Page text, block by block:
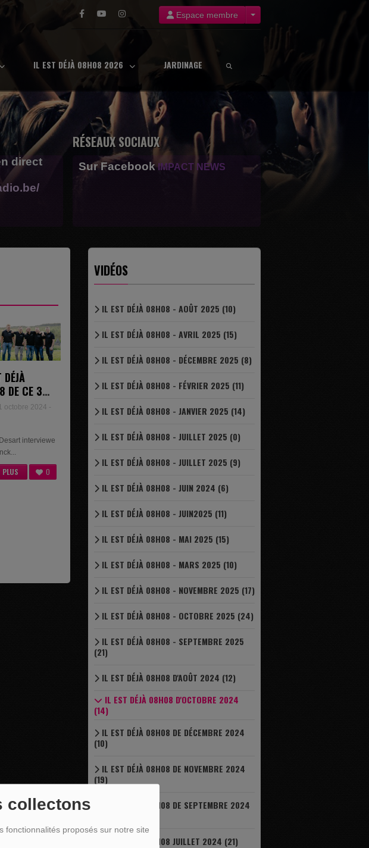
collectons
fonctionnalités proposés sur notre site
Espace membre
IL EST DÉJÀ 08H08 2026 JARDINAGE
direct
RÉSEAUX SOCIAUX
Sur Facebook IMPACT NEWS
DÉJÀ
DE CE 31
2024 -
&
octobre 2024 -
interviewe
0
VIDÉOS
IL EST DÉJÀ 08H08 - AOÛT 2025 (10)
IL EST DÉJÀ 08H08 - AVRIL 2025 (15)
IL EST DÉJÀ 08H08 - DÉCEMBRE 2025 (8)
IL EST DÉJÀ 08H08 - FÉVRIER 2025 (11)
IL EST DÉJÀ 08H08 - JANVIER 2025 (14)
IL EST DÉJÀ 08H08 - JUILLET 2025 (0)
IL EST DÉJÀ 08H08 - JUILLET 2025 (9)
IL EST DÉJÀ 08H08 - JUIN 2024 (6)
IL EST DÉJÀ 08H08 - JUIN2025 (11)
IL EST DÉJÀ 08H08 - MAI 2025 (15)
IL EST DÉJÀ 08H08 - MARS 2025 (10)
IL EST DÉJÀ 08H08 - NOVEMBRE 2025 (17)
IL EST DÉJÀ 08H08 - OCTOBRE 2025 (24)
IL EST DÉJÀ 08H08 - SEPTEMBRE 2025
(21)
IL EST DÉJÀ 08H08 D'AOÛT 2024 (12)
IL EST DÉJÀ 08H08 D'OCTOBRE 2024
(14)
IL EST DÉJÀ 08H08 DE DÉCEMBRE 2024
(10)
IL EST DÉJÀ 08H08 DE NOVEMBRE 2024
(19)
IL EST DÉJÀ 08H08 DE SEPTEMBRE 2024
IL EST DÉJÀ 08H08 JUILLET 2024 (21)